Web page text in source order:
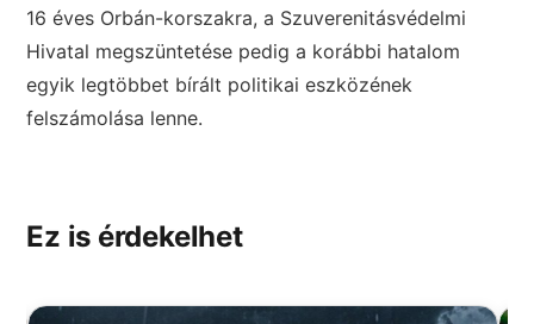
16 éves Orbán-korszakra, a Szuverenitásvédelmi
Hivatal megszüntetése pedig a korábbi hatalom
egyik legtöbbet bírált politikai eszközének
felszámolása lenne.
Ez is érdekelhet